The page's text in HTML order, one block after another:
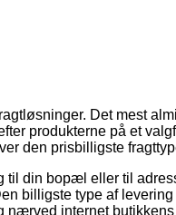
Det mest
produkterne på et
den prisbilligste
til din bopæl eller til
billigste type af
nærved internet